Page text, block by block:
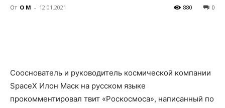
От О М - 12.01.2021 0
880
Сооснователь и руководитель космической компании
SpaceX Илон Маск на русском языке
прокомментировал твит «Роскосмоса», написанный по